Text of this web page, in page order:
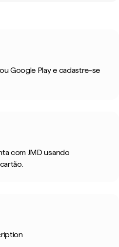
Google Play e cadastre-se
com JMD usando